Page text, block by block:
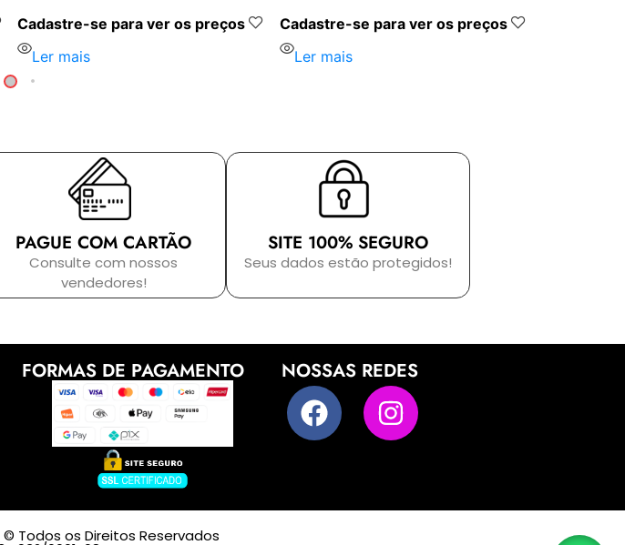
Cadastre-se para ver os preços
Ler mais
Cadastre-se para ver os preços
Ler mais
PAGUE COM CARTÃO
Consulte com nossos
vendedores!
SITE 100% SEGURO
Seus dados estão protegidos!
FORMAS DE PAGAMENTO NOSSAS REDES
Todos os Direitos Reservados